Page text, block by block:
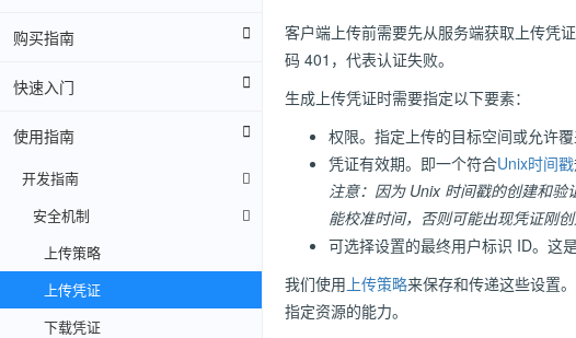
购买指南
快速入门
使用指南
开发指南
安全机制
上传策略
上传凭证
下载凭证
客户端上传前需要先从服务端获取上传凭
码 401，代表认证失败。
生成上传凭证时需要指定以下要素：
权限。指定上传的目标空间或允许覆
凭证有效期。即一个符合Unix时间戳
注意：因为 Unix 时间戳的创建和
能校准时间，否则可能出现凭证刚创
可选择设置的最终用户标识 ID。这
我们使用 上传策略来保存和传递这些设置
指定资源的能力。